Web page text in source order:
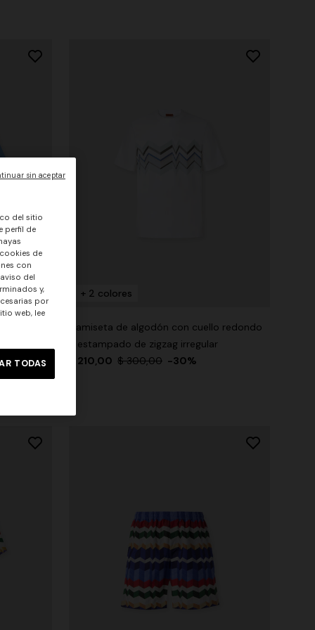
+ 2 colores
Camiseta de algodón con cuello redondo
y estampado de zigzag irregular
$ 210,00 $ 300,00 -30%
del sitio
perfil de
de
con
del
y,
por
web, lee
TODAS
sin aceptar